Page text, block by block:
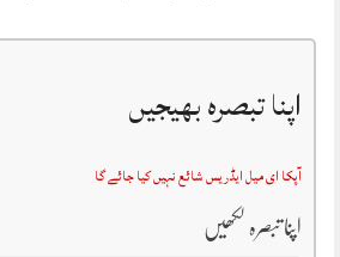
اپنا تبصرہ بھیجیں
آپکا ای میل ایڈریس شائع نہیں کیا جائے گا
اپنا تبصرہ لکھیں